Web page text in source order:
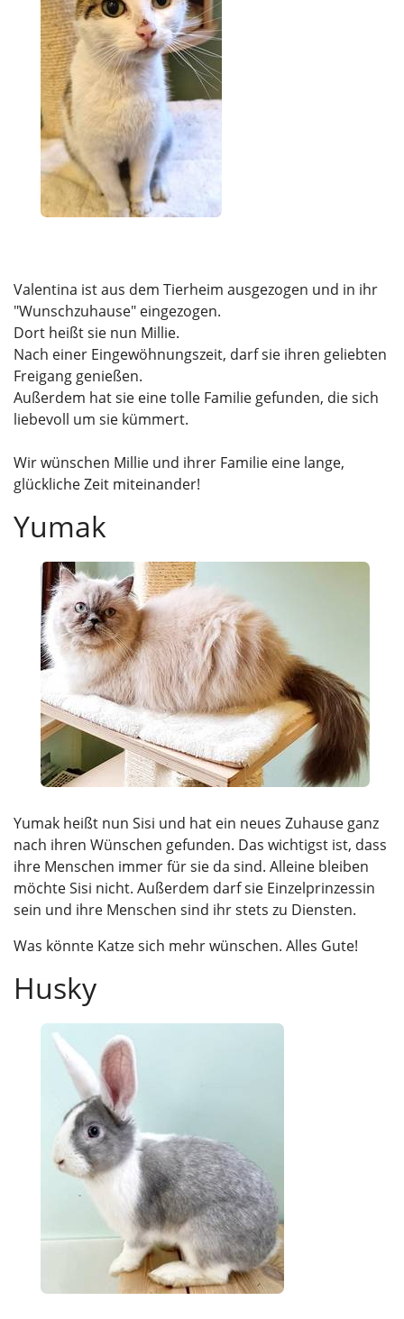
Valentina ist aus dem Tierheim ausgezogen und in ihr
"Wunschzuhause" eingezogen.
Dort heißt sie nun Millie.
Nach einer Eingewöhnungszeit, darf sie ihren geliebten
Freigang genießen.
Außerdem hat sie eine tolle Familie gefunden, die sich
liebevoll um sie kümmert.
Wir wünschen Millie und ihrer Familie eine lange,
glückliche Zeit miteinander!
Yumak
Yumak heißt nun Sisi und hat ein neues Zuhause ganz
nach ihren Wünschen gefunden. Das wichtigst ist, dass
ihre Menschen immer für sie da sind. Alleine bleiben
möchte Sisi nicht. Außerdem darf sie Einzelprinzessin
sein und ihre Menschen sind ihr stets zu Diensten.
Was könnte Katze sich mehr wünschen. Alles Gute!
Husky